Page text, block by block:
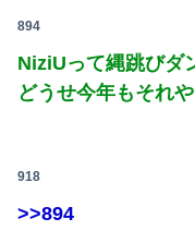
894
NiziUって縄跳びダ
どうせ今年もそれ
918
>>894